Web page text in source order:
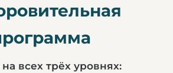
всех трёх уровнях: